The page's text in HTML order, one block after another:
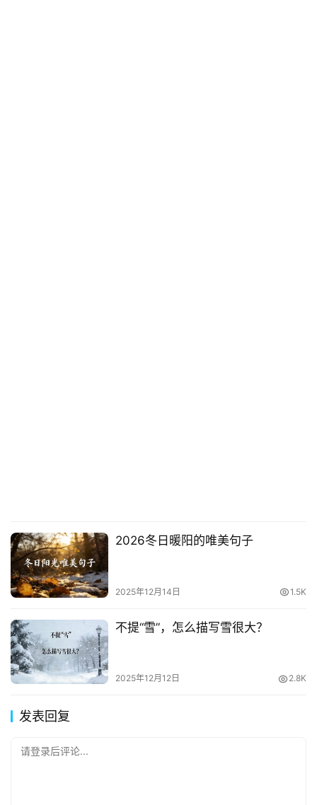
2026冬日暖阳的唯美句子
2025年12月14日 1.5K
不提“雪”，怎么描写雪很大？
2025年12月12日 2.8K
发表回复
请登录后评论...